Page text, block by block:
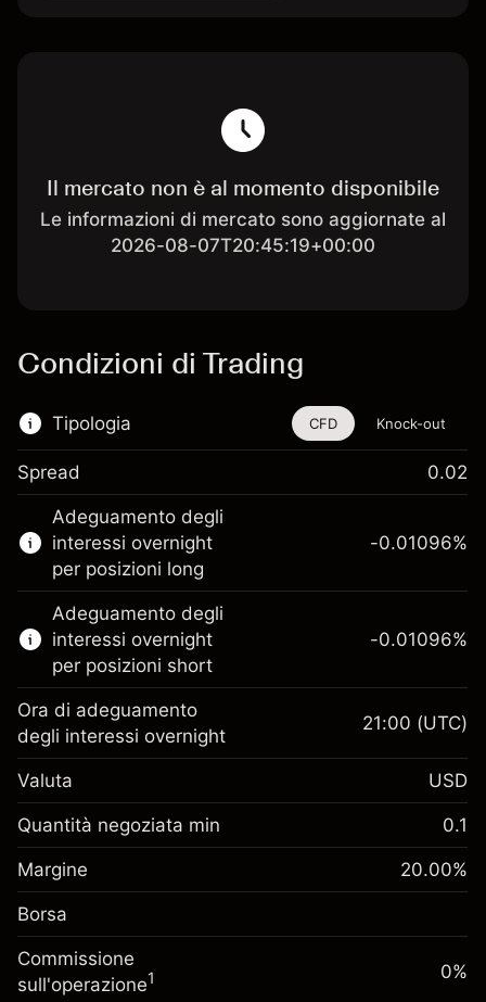
Il mercato non è al momento disponibile
Le informazioni di mercato sono aggiornate al
2026-08-07T20:45:19+00:00
Condizioni di Trading
Tipologia
Questo strumento finanziario è disponibile
per il trading di CFD e knock-out.
Scopri di più su:
CFD
Knock-out
CFD Knock-out
Spread 0.02
Adeguamento degli
interessi overnight
per posizioni long
Margine. Il tuo
$1,000.00
Adeguamento
finanziamento overnight
Oneri per l'intero valore della
posizione
%
(-$0.55)
Dimensione dell'operazione a leva
$5,000.00
Denaro da leva ~
-0.01096%
Adeguamento degli
interessi overnight
per posizioni short
Margine. Il tuo
investimento
$1,000.00
finanziamento overnight
Oneri per l'intero valore della
posizione
(-$0.55)
-0.01096%
Ora di adeguamento
degli interessi overnight
21:00 (UTC)
Valuta USD
Quantità negoziata min 0.1
Margine 20.00%
Borsa
Commissione
sull'operazione1 0%